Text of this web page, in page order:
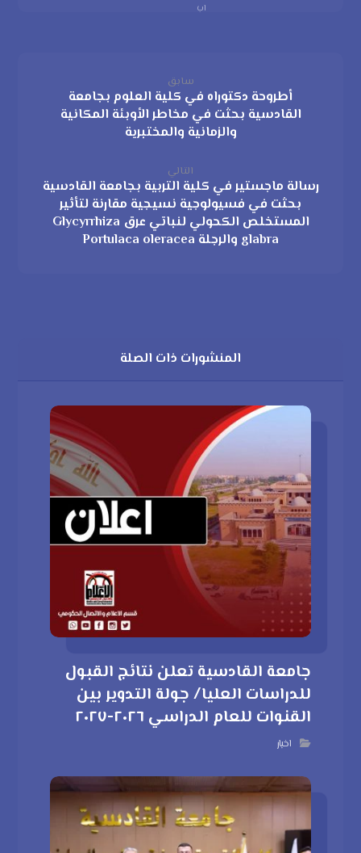
اب
سابق
أطروحة دكتوراه في كلية العلوم بجامعة
القادسية بحثت في مخاطر الأوبئة المكانية
والزمانية والمختبرية
التالي
رسالة ماجستير في كلية التربية بجامعة القادسية
بحثت في فسيولوجية نسيجية مقارنة لتأثير
المستخلص الكحولي لنباتي عرق Glycyrrhiza
glabra والرجلة Portulaca oleracea
المنشورات ذات الصلة
جامعة القادسية تعلن نتائج القبول
للدراسات العليا/ جولة التدوير بين
القنوات للعام الدراسي ٢٠٢٦-٢٠٢٧
اخبار